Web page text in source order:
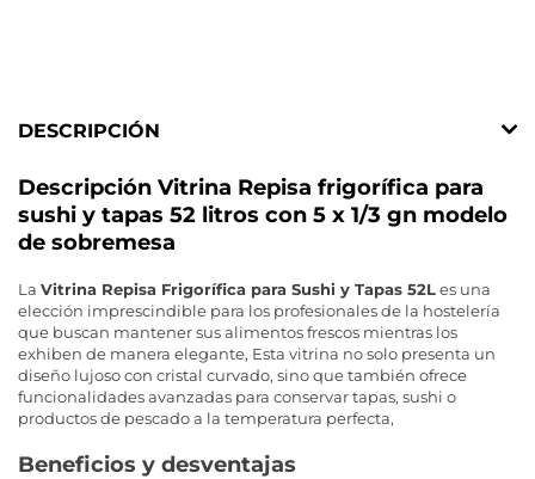
DESCRIPCIÓN
Descripción Vitrina Repisa frigorífica para
sushi y tapas 52 litros con 5 x 1/3 gn modelo
de sobremesa
La Vitrina Repisa Frigorífica para Sushi y Tapas 52Les una
elección imprescindible para los profesionales de la hostelería
que buscan mantener sus alimentos frescos mientras los
exhiben de manera elegante, Esta vitrina no solo presenta un
diseño lujoso con cristal curvado, sino que también ofrece
funcionalidades avanzadas para conservar tapas, sushi o
productos de pescado a la temperatura perfecta,
Beneficios y desventajas